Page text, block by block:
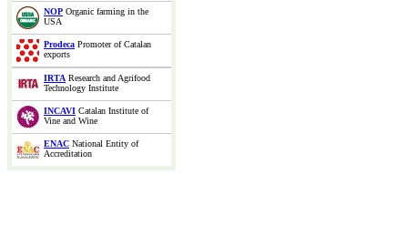
NOP Organic farming in the
USA
Prodeca Promoter of Catalan
exports
IRTA Research and Agrifood
Technology Institute
INCAVI Catalan Institute of
Vine and Wine
ENAC National Entity of
Accreditation